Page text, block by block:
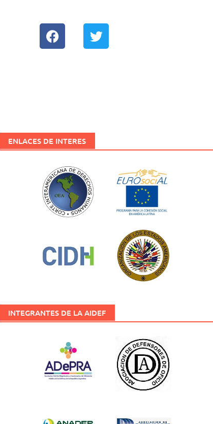
ENLACES DE INTERES
INTEGRANTES DE LA AIDEF